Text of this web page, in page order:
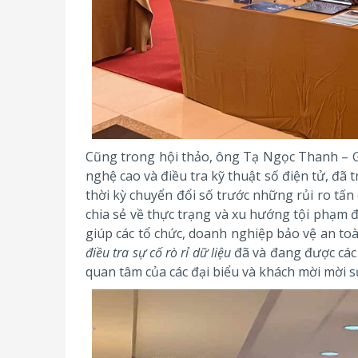
Cũng trong hội thảo, ông Tạ Ngọc Thanh –
nghệ cao và điều tra kỹ thuật số điện tử, đã
thời kỳ chuyển đổi số trước những rủi ro tấn
chia sẻ về thực trạng và xu hướng tội phạm
giúp các tổ chức, doanh nghiệp bảo vệ an
điều tra sự cố rò rỉ dữ liệuđã và đang được
quan tâm của các đại biểu và khách mời mời